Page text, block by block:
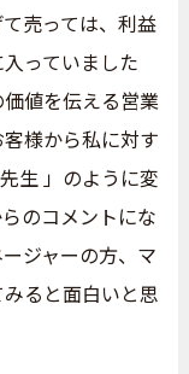
売っては、利益
っていました
値を伝える営業
様から私に対す
生 」のように変
のコメントにな
ジャーの方、マ
ると面白いと思